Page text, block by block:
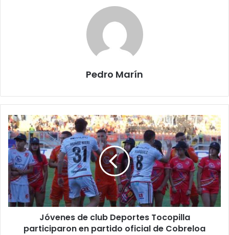
Pedro Marín
Jóvenes de club Deportes Tocopilla
participaron en partido oficial de Cobreloa